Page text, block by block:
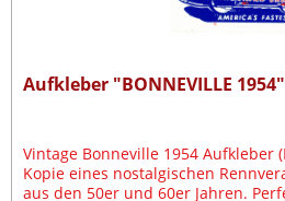
Aufkleber "BONNEVILLE 1954"
Vintage Bonneville 1954 Aufkleber
Kopie eines nostalgischen
aus den 50er und 60er Jahren.